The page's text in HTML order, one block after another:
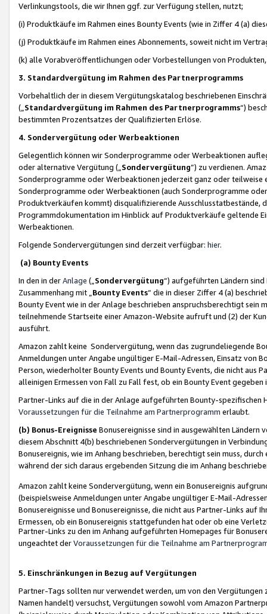
Verlinkungstools, die wir Ihnen ggf. zur Verfügung stellen, nutzt;
(i) Produktkäufe im Rahmen eines Bounty Events (wie in Ziffer 4 (a)
(j) Produktkäufe im Rahmen eines Abonnements, soweit nicht im
(k) alle Vorabveröffentlichungen oder Vorbestellungen von
3. Standardvergütung im Rahmen des Partnerprogramms
Vorbehaltlich der in diesem Vergütungskatalog beschriebenen
(„ Standardvergütung im Rahmen des Partnerprogramms“)
bestimmten Prozentsatzes der Qualifizierten Erlöse.
4. Sondervergütung oder Werbeaktionen
Gelegentlich können wir Sonderprogramme oder Werbeaktionen
oder alternative Vergütung („ Sondervergütung”) zu verdienen.
Sonderprogramme oder Werbeaktionen jederzeit ganz oder
Sonderprogramme oder Werbeaktionen (auch Sonderprogramme
Produktverkäufen kommt) disqualifizierende Ausschlusstatbestände,
Programmdokumentation im Hinblick auf Produktverkäufe geltende
Werbeaktionen.
Folgende Sondervergütungen sind derzeit verfügbar: hier.
(a) Bounty Events
In den in derAnlage („ Sondervergütung“) aufgeführten Ländern
Zusammenhang mit „ Bounty Events“ die in dieser Ziffer 4 (a)
Bounty Event wie in der Anlage beschrieben anspruchsberechtigt sein
teilnehmende Startseite einer Amazon-Website aufruft und (2) der
ausführt.
Amazon zahlt keine Sondervergütung, wenn das zugrundeliegende
Anmeldungen unter Angabe ungültiger E-Mail-Adressen, Einsatz von
Person, wiederholter Bounty Events und Bounty Events, die nicht
alleinigen Ermessen von Fall zu Fall fest, ob ein Bounty Event
Partner-Links auf die in der Anlage aufgeführten Bounty-spezifischen
Voraussetzungen für die Teilnahme am Partnerprogramm erlaubt.
(b) Bonus-Ereignisse Bonusereignisse sind in ausgewählten Ländern
diesem Abschnitt 4(b) beschriebenen Sondervergütungen in
Bonusereignis, wie im Anhang beschrieben, berechtigt sein muss,
während der sich daraus ergebenden Sitzung die im Anhang
Amazon zahlt keine Sondervergütung, wenn ein Bonusereignis
(beispielsweise Anmeldungen unter Angabe ungültiger E-Mail-
Bonusereignisse und Bonusereignisse, die nicht aus Partner-Links auf
Ermessen, ob ein Bonusereignis stattgefunden hat oder ob eine
Partner-Links zu den im Anhang aufgeführten Homepages für
ungeachtet derVoraussetzungen für die Teilnahme am
5. Einschränkungen in Bezug auf Vergütungen
Partner-Tags sollten nur verwendet werden, um von den
Namen handelt) versuchst, Vergütungen sowohl vom Amazon